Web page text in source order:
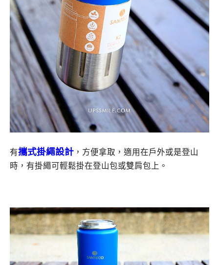
有攜式掛繩設計 ，方便拿取，適用在戶外或是登山
時，有掛繩可輕鬆掛在登山包或雙肩包上。